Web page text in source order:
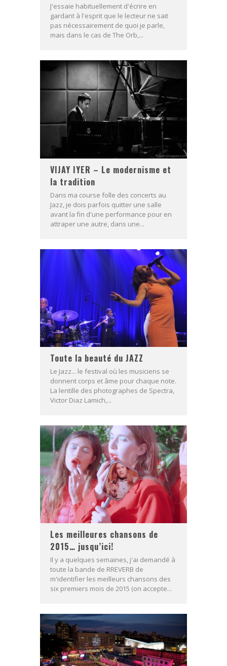
J'essaie habituellement d'écrire en
gardant à l'esprit que le lecteur ne sait
pas nécessairement de quoi je parle,
mais dans le cas de The Orb,...
VIJAY IYER – Le modernisme et
la tradition
Dans ma course folle des concerts au
Jazz, je dois parfois quitter une salle
avant la fin d'une performance pour en
attraper une autre, dans une...
Toute la beauté du JAZZ
Le Jazz... le festival où les musiciens se
donnent corps et âme pour chaque note.
La lentille des photographes de Spectra,
Victor Diaz Lamich,...
Les meilleures chansons de
2015… jusqu’ici!
Il y a quelques semaines, j'ai demandé à
toute la bande de RREVERB de
m'identifier les meilleurs chansons des
six premiers mois de 2015 (on accepte...